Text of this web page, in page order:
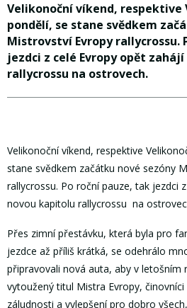
Velikonoční víkend, respektive
pondělí, se stane svědkem
Mistrovství Evropy rallycrossu.
jezdci z celé Evropy opět
rallycrossu na ostrovech.
Velikonoční víkend, respektive
stane svědkem začátku nové sezóny
rallycrossu. Po roční pauze, tak jezdci
novou kapitolu rallycrossu na
Přes zimní přestávku, která byla pro
jezdce až příliš krátká, se odehrálo
připravovali nová auta, aby v letošním
vytoužený titul Mistra Evropy,
záludnosti a vylepšení pro dobro